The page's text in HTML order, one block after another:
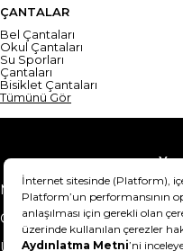
ÇANTALAR
Bel Çantaları
Okul Çantaları
Su Sporları
Çantaları
Bisiklet Çantaları
Tümünü Gör
Mesafeli Satış Sözleşmesi
Gizlilik Sözleşmesi
Ürünümü nasıl iade